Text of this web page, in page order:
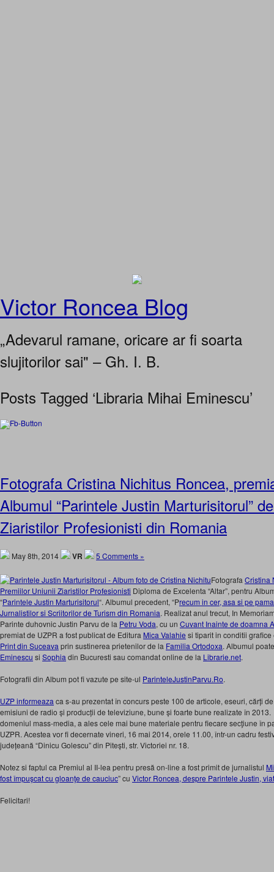
Victor Roncea Blog
„Adevarul ramane, oricare ar fi soarta
slujitorilor sai" – Gh. I. B.
Posts Tagged ‘Libraria Mihai Eminescu’
Fotografa Cristina Nichitus Roncea,
Albumul “Parintele Justin Marturisitorul”
Ziaristilor Profesionisti din Romania
May 8th, 2014 VR 5 Comments »
Fotografa Cristina
Premiilor Uniunii Ziaristilor Profesionisti Diploma de Excelenta “Altar”, pentru
“Parintele Justin Marturisitorul“. Albumul precedent, “Precum in cer, asa si pe
Jurnalistilor si Scriitorilor de Turism din Romania. Realizat anul trecut, In
Parinte duhovnic Justin Parvu de la Petru Voda, cu un Cuvant Inainte de doamna
premiat de UZPR a fost publicat de Editura Mica Valahie si tiparit in conditii
Print din Suceava prin sustinerea prietenilor de la Familia Ortodoxa. Albumul
Eminescu si Sophia din Bucuresti sau comandat online de la Librarie.net.
Fotografii din Album pot fi vazute pe site-ul ParinteleJustinParvu.Ro.
UZP informeaza ca s-au prezentat în concurs peste 100 de articole, eseuri, cărți
emisiuni de radio și producții de televiziune, bune și foarte bune realizate în
domeniul mass-media, a ales cele mai bune materiale pentru fiecare secţiune în
UZPR. Acestea vor fi decernate vineri, 16 mai 2014, orele 11.00, într-un cadru
județeană “Dinicu Golescu” din Pitești, str. Victoriei nr. 18.
Notez si faptul ca Premiul al II-lea pentru presă on-line a fost primit de jurnalistul
fost împuşcat cu gloanţe de cauciuc” cu Victor Roncea, despre Parintele Justin,
Felicitari!